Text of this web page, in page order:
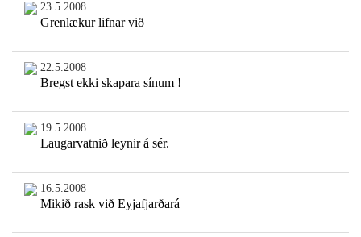
23.5.2008
Grenlækur lifnar við
22.5.2008
Bregst ekki skapara sínum !
19.5.2008
Laugarvatnið leynir á sér.
16.5.2008
Mikið rask við Eyjafjarðará